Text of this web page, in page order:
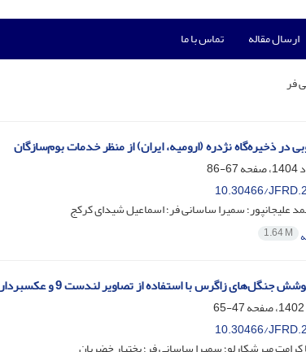
ارسال مقاله تماس با ما
فر
در ذخیره‌گاه نژدره (ارومیه، ایران) از منظر خدمات بوم‌سازگان
67-86
10.30466/
علیجانپور؛ سمیرا ساسانی فر؛ اسماعیل شیدای کرکج
1.64 M
زاگرس با استفاده از تصاویر لندست 9 و عکس‏برداری نیم‏کره ‏ای
47-65
10.30466/